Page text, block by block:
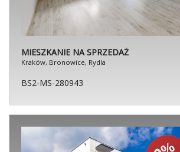
MIESZKANIE NA SPRZEDAŻ
Kraków, Bronowice, Rydla
BS2-MS-280943